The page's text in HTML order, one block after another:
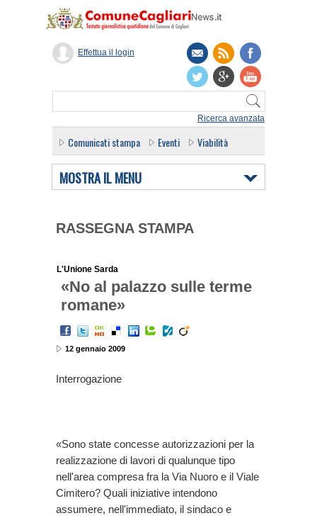
Ricerca avanzata
Effettua il login
Comunicati stampa Eventi Viabilità
MOSTRA IL MENU
RASSEGNA STAMPA
L'Unione Sarda
«No al palazzo sulle terme
romane»
12 gennaio 2009
Interrogazione
«Sono state concesse autorizzazioni per la
realizzazione di lavori di qualunque tipo
nell'area compresa fra la Via Nuoro e il Viale
Cimitero? Quali iniziative intendono
assumere, nell'immediato, il sindaco e